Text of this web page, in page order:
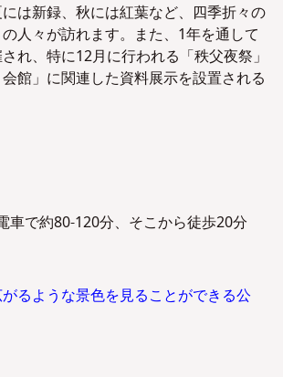
は新録、秋には紅葉など、四季折々の
人々が訪れます。また、1年を通して
れ、特に12月に行われる「秩父夜祭」
館」に関連した資料展示を設置される
車で約80-120分、そこから徒歩20分
がるような景色を見ることができる公